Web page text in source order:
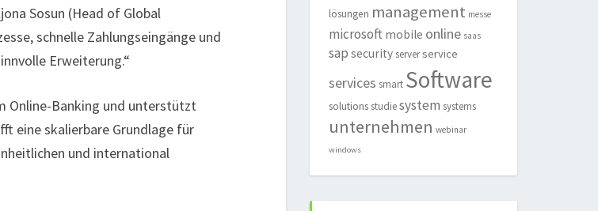
Sosun (Head of Global
schnelle Zahlungseingänge und
Erweiterung.“
Online-Banking und unterstützt
eine skalierbare Grundlage für
und international
lösungen management messe
microsoft mobile online saas
sap security server service
services smart Software
solutions studie system systems
unternehmen webinar
windows